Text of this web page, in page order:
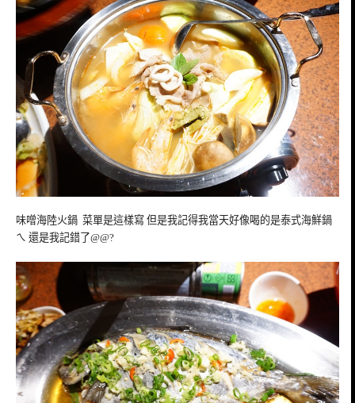
味噌海陸火鍋 菜單是這樣寫 但是我記得我當天好像喝的是泰式海鮮鍋
ㄟ 還是我記錯了@@?